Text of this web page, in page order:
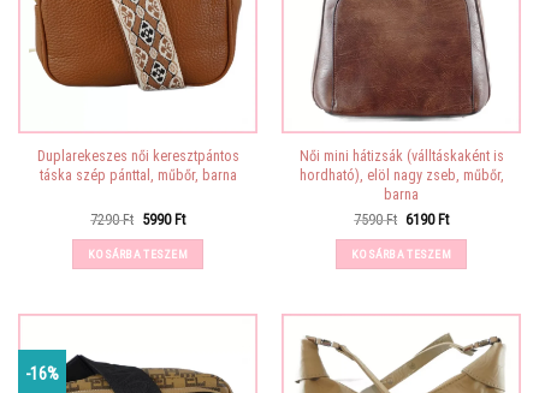
Duplarekeszes női keresztpántos
táska szép pánttal, műbőr, barna
7290Ft Original
was:
7290 Ft.
5990 FtCurrent
is:
5990 Ft.
KOSÁRBA TESZEM
Női mini hátizsák (válltáskaként is
hordható), elöl nagy zseb, műbőr,
barna
7590Ft Original
was:
7590 Ft.
6190 FtCurrent
is:
6190 Ft.
KOSÁRBA TESZEM
-16%